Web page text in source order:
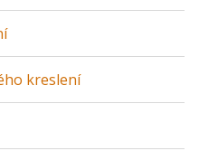
kreslení